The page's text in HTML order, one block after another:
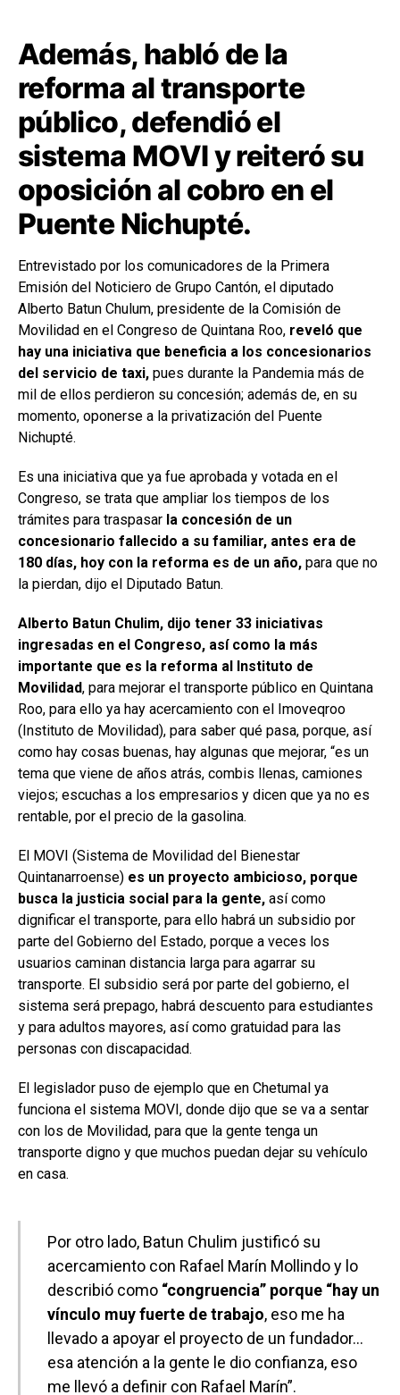
Además, habló de la
reforma al transporte
público, defendió el
sistema MOVI y reiteró su
oposición al cobro en el
Puente Nichupté.
Entrevistado por los comunicadores de la Primera
Emisión del Noticiero de Grupo Cantón, el diputado
Alberto Batun Chulum, presidente de la Comisión de
Movilidad en el Congreso de Quintana Roo, reveló que
hay una iniciativa que beneficia a los concesionarios
del servicio de taxi, pues durante la Pandemia más de
mil de ellos perdieron su concesión; además de, en su
momento, oponerse a la privatización del Puente
Nichupté.
Es una iniciativa que ya fue aprobada y votada en el
Congreso, se trata que ampliar los tiempos de los
trámites para traspasar la concesión de un
concesionario fallecido a su familiar, antes era de
180 días, hoy con la reforma es de un año, para que no
la pierdan, dijo el Diputado Batun.
Alberto Batun Chulim, dijo tener 33 iniciativas
ingresadas en el Congreso, así como la más
importante que es la reforma al Instituto de
Movilidad, para mejorar el transporte público en Quintana
Roo, para ello ya hay acercamiento con el Imoveqroo
(Instituto de Movilidad), para saber qué pasa, porque, así
como hay cosas buenas, hay algunas que mejorar, “es un
tema que viene de años atrás, combis llenas, camiones
viejos; escuchas a los empresarios y dicen que ya no es
rentable, por el precio de la gasolina.
El MOVI (Sistema de Movilidad del Bienestar
Quintanarroense) es un proyecto ambicioso, porque
busca la justicia social para la gente, así como
dignificar el transporte, para ello habrá un subsidio por
parte del Gobierno del Estado, porque a veces los
usuarios caminan distancia larga para agarrar su
transporte. El subsidio será por parte del gobierno, el
sistema será prepago, habrá descuento para estudiantes
y para adultos mayores, así como gratuidad para las
personas con discapacidad.
El legislador puso de ejemplo que en Chetumal ya
funciona el sistema MOVI, donde dijo que se va a sentar
con los de Movilidad, para que la gente tenga un
transporte digno y que muchos puedan dejar su vehículo
en casa.
Por otro lado, Batun Chulim justificó su
acercamiento con Rafael Marín Mollindo y lo
describió como “congruencia” porque “hay un
vínculo muy fuerte de trabajo, eso me ha
llevado a apoyar el proyecto de un fundador…
esa atención a la gente le dio confianza, eso
me llevó a definir con Rafael Marín”.